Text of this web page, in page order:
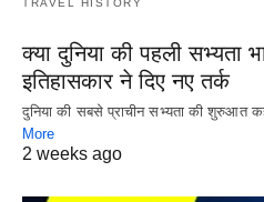
TRAVEL HISTORY
क्या दुनिया की पहली सभ्यता
इतिहासकार ने दिए नए तर्क
दुनिया की सबसे प्राचीन सभ्यता की
More
2 weeks ago